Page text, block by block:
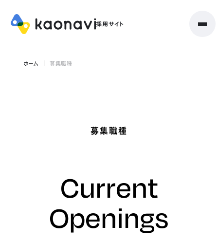
ホーム 募集職種
募集職種
Current
Openings